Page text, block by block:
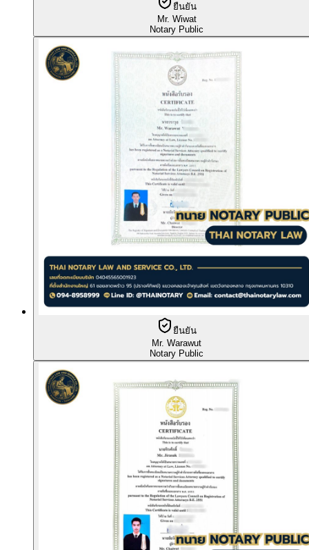
ยืนยัน
Mr. Wiwat
Notary Public
ยืนยัน
Mr. Warawut
Notary Public